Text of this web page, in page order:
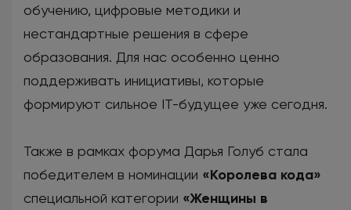
обучению, цифровые методики и
нестандартные решения в сфере
образования. Для нас особенно ценно
поддерживать инициативы, которые
формируют сильное IT-будущее уже сегодня.
Также в рамках форума Дарья Голуб стала
победителем в номинации «Королева кода»
специальной категории «Женщины в